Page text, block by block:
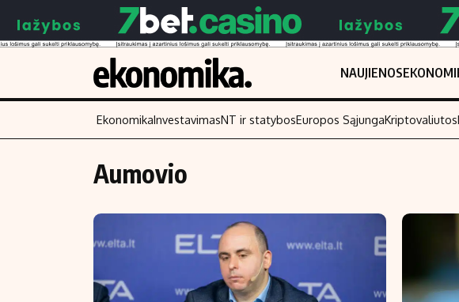
NAUJIENOS
Turinys
Naujienos
Aplinka
Energetika
Finansai
Įmonės
Žemės ūkis
Technologijos
EkonomikaInvestavimasNT ir statybosEuropos SąjungaKriptovaliutos
Aumovio